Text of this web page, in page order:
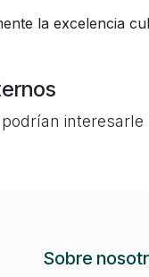
la excelencia
interesarle
Sobre